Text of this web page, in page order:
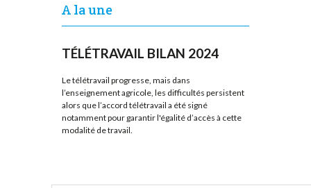
A la une
TÉLÉTRAVAIL BILAN 2024
Le télétravail progresse, mais dans
l’enseignement agricole, les difficultés persistent
alors que l’accord télétravail a été signé
notamment pour garantir l'égalité d’accès à cette
modalité de travail.